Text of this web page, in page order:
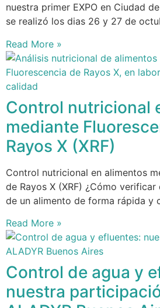
nuestra primer EXPO en Ciudad
se realizó los dias 26 y 27 de
Read More »
Control nutricional
mediante
Rayos X (XRF)
Control nutricional en alimentos
de Rayos X (XRF) ¿Cómo
de un alimento de forma rápida y
Read More »
Control de agua y
nuestra